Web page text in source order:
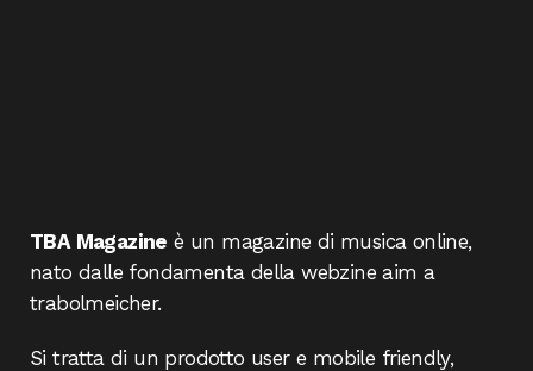
TBA Magazine è un magazine di musica online,
nato dalle fondamenta della webzine aim a
trabolmeicher.
Si tratta di un prodotto user e mobile friendly,